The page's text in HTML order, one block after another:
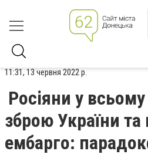
11:31, 13 червня 2022 р.
Росіяни у всьому
зброю України та
ембарго: